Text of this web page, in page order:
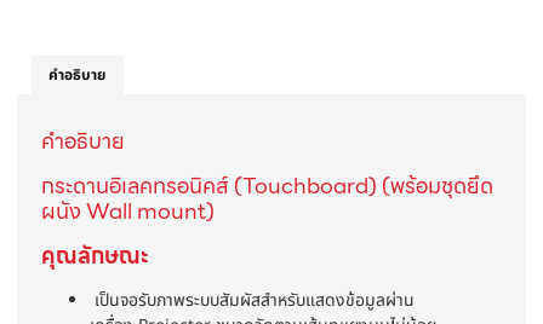
คำอธิบาย
คำอธิบาย
กระดานอิเลคทรอนิคส์ (Touchboard) (พร้อมชุดยึด
ผนัง Wall mount)
คุณลักษณะ
เป็นจอรับภาพระบบสัมผัสสำหรับแสดงข้อมูลผ่าน